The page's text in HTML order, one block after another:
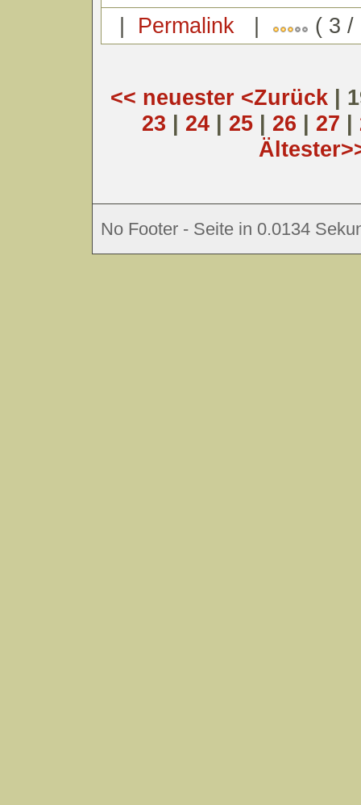
| Permalink | ( 3 /
<< neuester <Zurück
|
23
24 25 26 27
No Footer - Seite in 0.0134